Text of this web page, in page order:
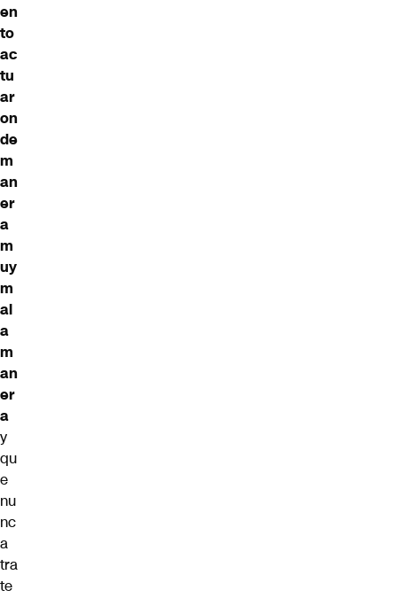
en
to
ac
tu
ar
on
de
m
an
er
a
m
uy
m
al
a
m
an
er
a
y
qu
e
nu
nc
a
tra
te